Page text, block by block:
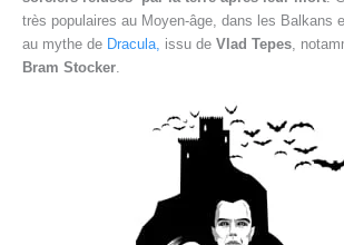
très populaires au Moyen-âge, dans les Balkans
au mythe de Dracula, issu de Vlad Tepes ,
Bram Stocker